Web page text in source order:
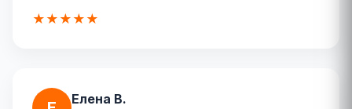
★★★★★
Елена В.